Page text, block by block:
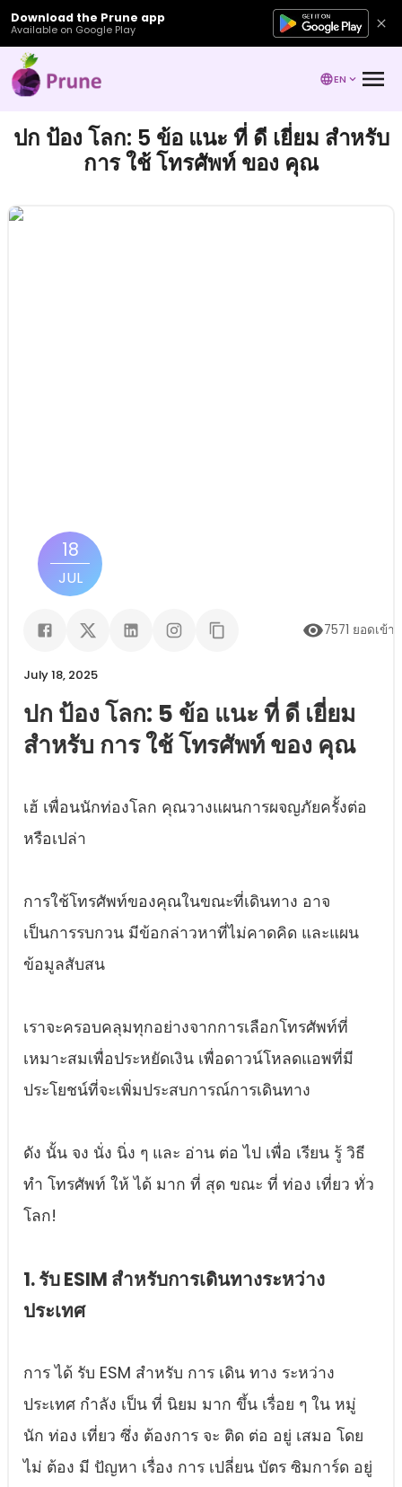
Download the Prune app
Available on Google Play
EN
ปก ป้อง โลก: 5 ข้อ แนะ ที่ ดี เยี่ยม สําหรับ
การ ใช้ โทรศัพท์ ของ คุณ
18
JUL
7571 ยอดเข้า
July 18, 2025
ปก ป้อง โลก: 5 ข้อ แนะ ที่ ดี เยี่ยม
สําหรับ การ ใช้ โทรศัพท์ ของ คุณ
เฮ้ เพื่อนนักท่องโลก คุณวางแผนการผจญภัยครั้งต่อ
หรือเปล่า
การใช้โทรศัพท์ของคุณในขณะที่เดินทาง อาจ
เป็นการรบกวน มีข้อกล่าวหาที่ไม่คาดคิด และแผน
ข้อมูลสับสน
เราจะครอบคลุมทุกอย่างจากการเลือกโทรศัพท์ที่
เหมาะสมเพื่อประหยัดเงิน เพื่อดาวน์โหลดแอพที่มี
ประโยชน์ที่จะเพิ่มประสบการณ์การเดินทาง
ดัง นั้น จง นั่ง นิ่ง ๆ และ อ่าน ต่อ ไป เพื่อ เรียน รู้ วิธี
ทํา โทรศัพท์ ให้ ได้ มาก ที่ สุด ขณะ ที่ ท่อง เที่ยว ทั่ว
โลก!
1. รับ ESIM สําหรับการเดินทางระหว่าง
ประเทศ
การ ได้ รับ ESM สําหรับ การ เดิน ทาง ระหว่าง
ประเทศ กําลัง เป็น ที่ นิยม มาก ขึ้น เรื่อย ๆ ใน หมู่
นัก ท่อง เที่ยว ซึ่ง ต้องการ จะ ติด ต่อ อยู่ เสมอ โดย
ไม่ ต้อง มี ปัญหา เรื่อง การ เปลี่ยน บัตร ซิมการ์ด อยู่